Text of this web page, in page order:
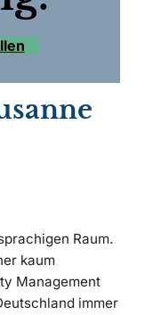
Raum.
kaum
Management
immer